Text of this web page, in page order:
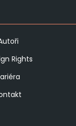
Rights